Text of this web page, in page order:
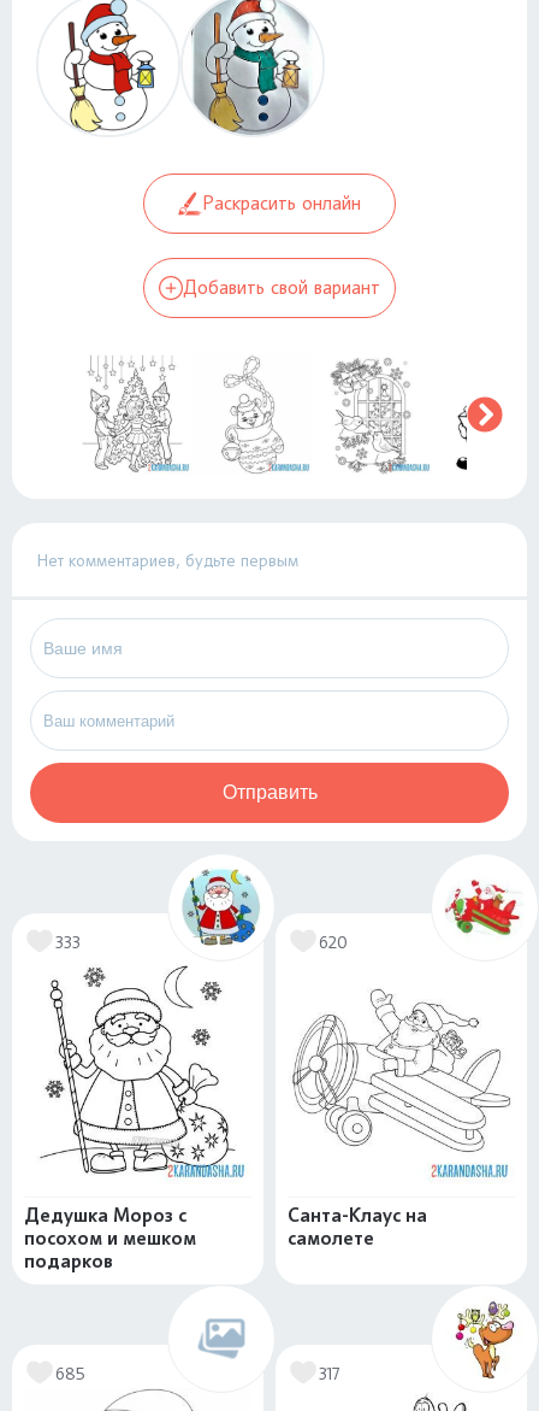
Раскрасить онлайн
Добавить свой вариант
Нет комментариев, будьте первым
Отправить
333
Дедушка Мороз с
посохом и мешком
подарков
620
Санта-Клаус на
самолете
685 317